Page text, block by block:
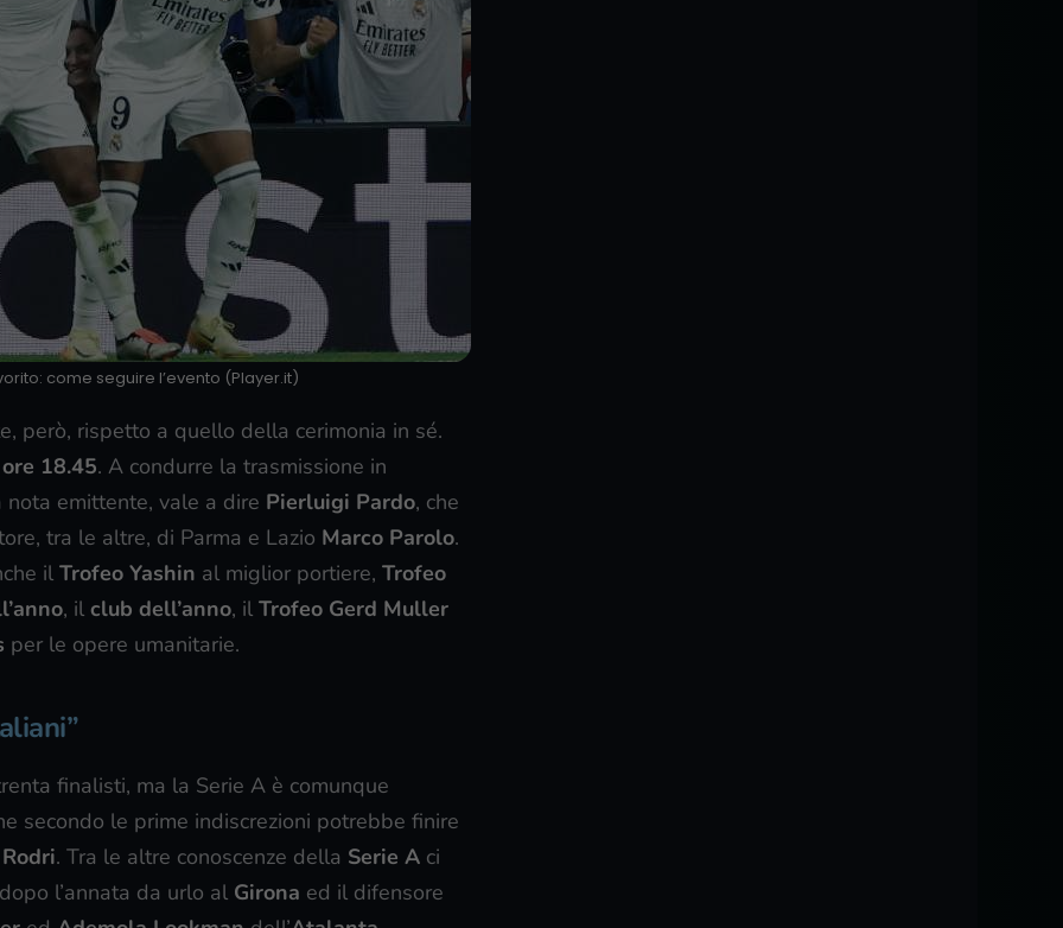
come seguire l’evento (Player.it)
però, rispetto a quello della cerimonia in sé.
18.45. A condurre la trasmissione in
emittente, vale a dire Pierluigi Pardo, che
tra le altre, di Parma e Lazio Marco Parolo.
il Trofeo Yashin al miglior portiere, Trofeo
, il club dell’anno, il Trofeo Gerd Muller
per le opere umanitarie.
finalisti, ma la Serie A è comunque
secondo le prime indiscrezioni potrebbe finire
Rodri. Tra le altre conoscenze della Serie A ci
dopo l’annata da urlo al Girona ed il difensore